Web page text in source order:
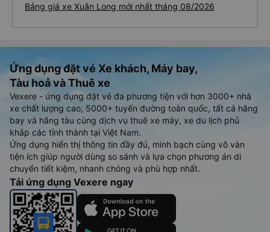
Bảng giá xe Xuân Long mới nhất tháng 08/2026
Ứng dụng đặt vé Xe khách, Máy bay,
Tàu hoả và Thuê xe
Vexere - ứng dụng đặt vé đa phương tiện với hơn 3000+ nhà
xe chất lượng cao, 5000+ tuyến đường toàn quốc, tất cả hãng
bay và hãng tàu cùng dịch vụ thuê xe máy, xe du lịch phủ
khắp các tỉnh thành tại Việt Nam.
Ứng dụng hiển thị thông tin đầy đủ, minh bạch cùng vô vàn
tiện ích giúp người dùng so sánh và lựa chọn phương án di
chuyển tiết kiệm, nhanh chóng và phù hợp nhất.
Tải ứng dụng Vexere ngay